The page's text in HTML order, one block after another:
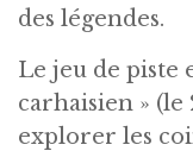
des légendes.
Le jeu de piste
carhaisien »
explorer les